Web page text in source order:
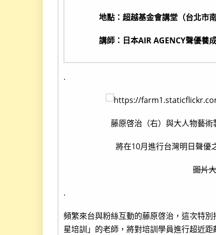
地點：超越基金會講堂（台北市
講師：日本AIR AGENCY聲優養
.
藤原啓治（右）與大人物藝
將在10月進行台灣明日聲優
圖片
.
頻繁來台與粉絲互動的藤原啓治，這次特
星培訓」的老師，將對培訓學員進行超近